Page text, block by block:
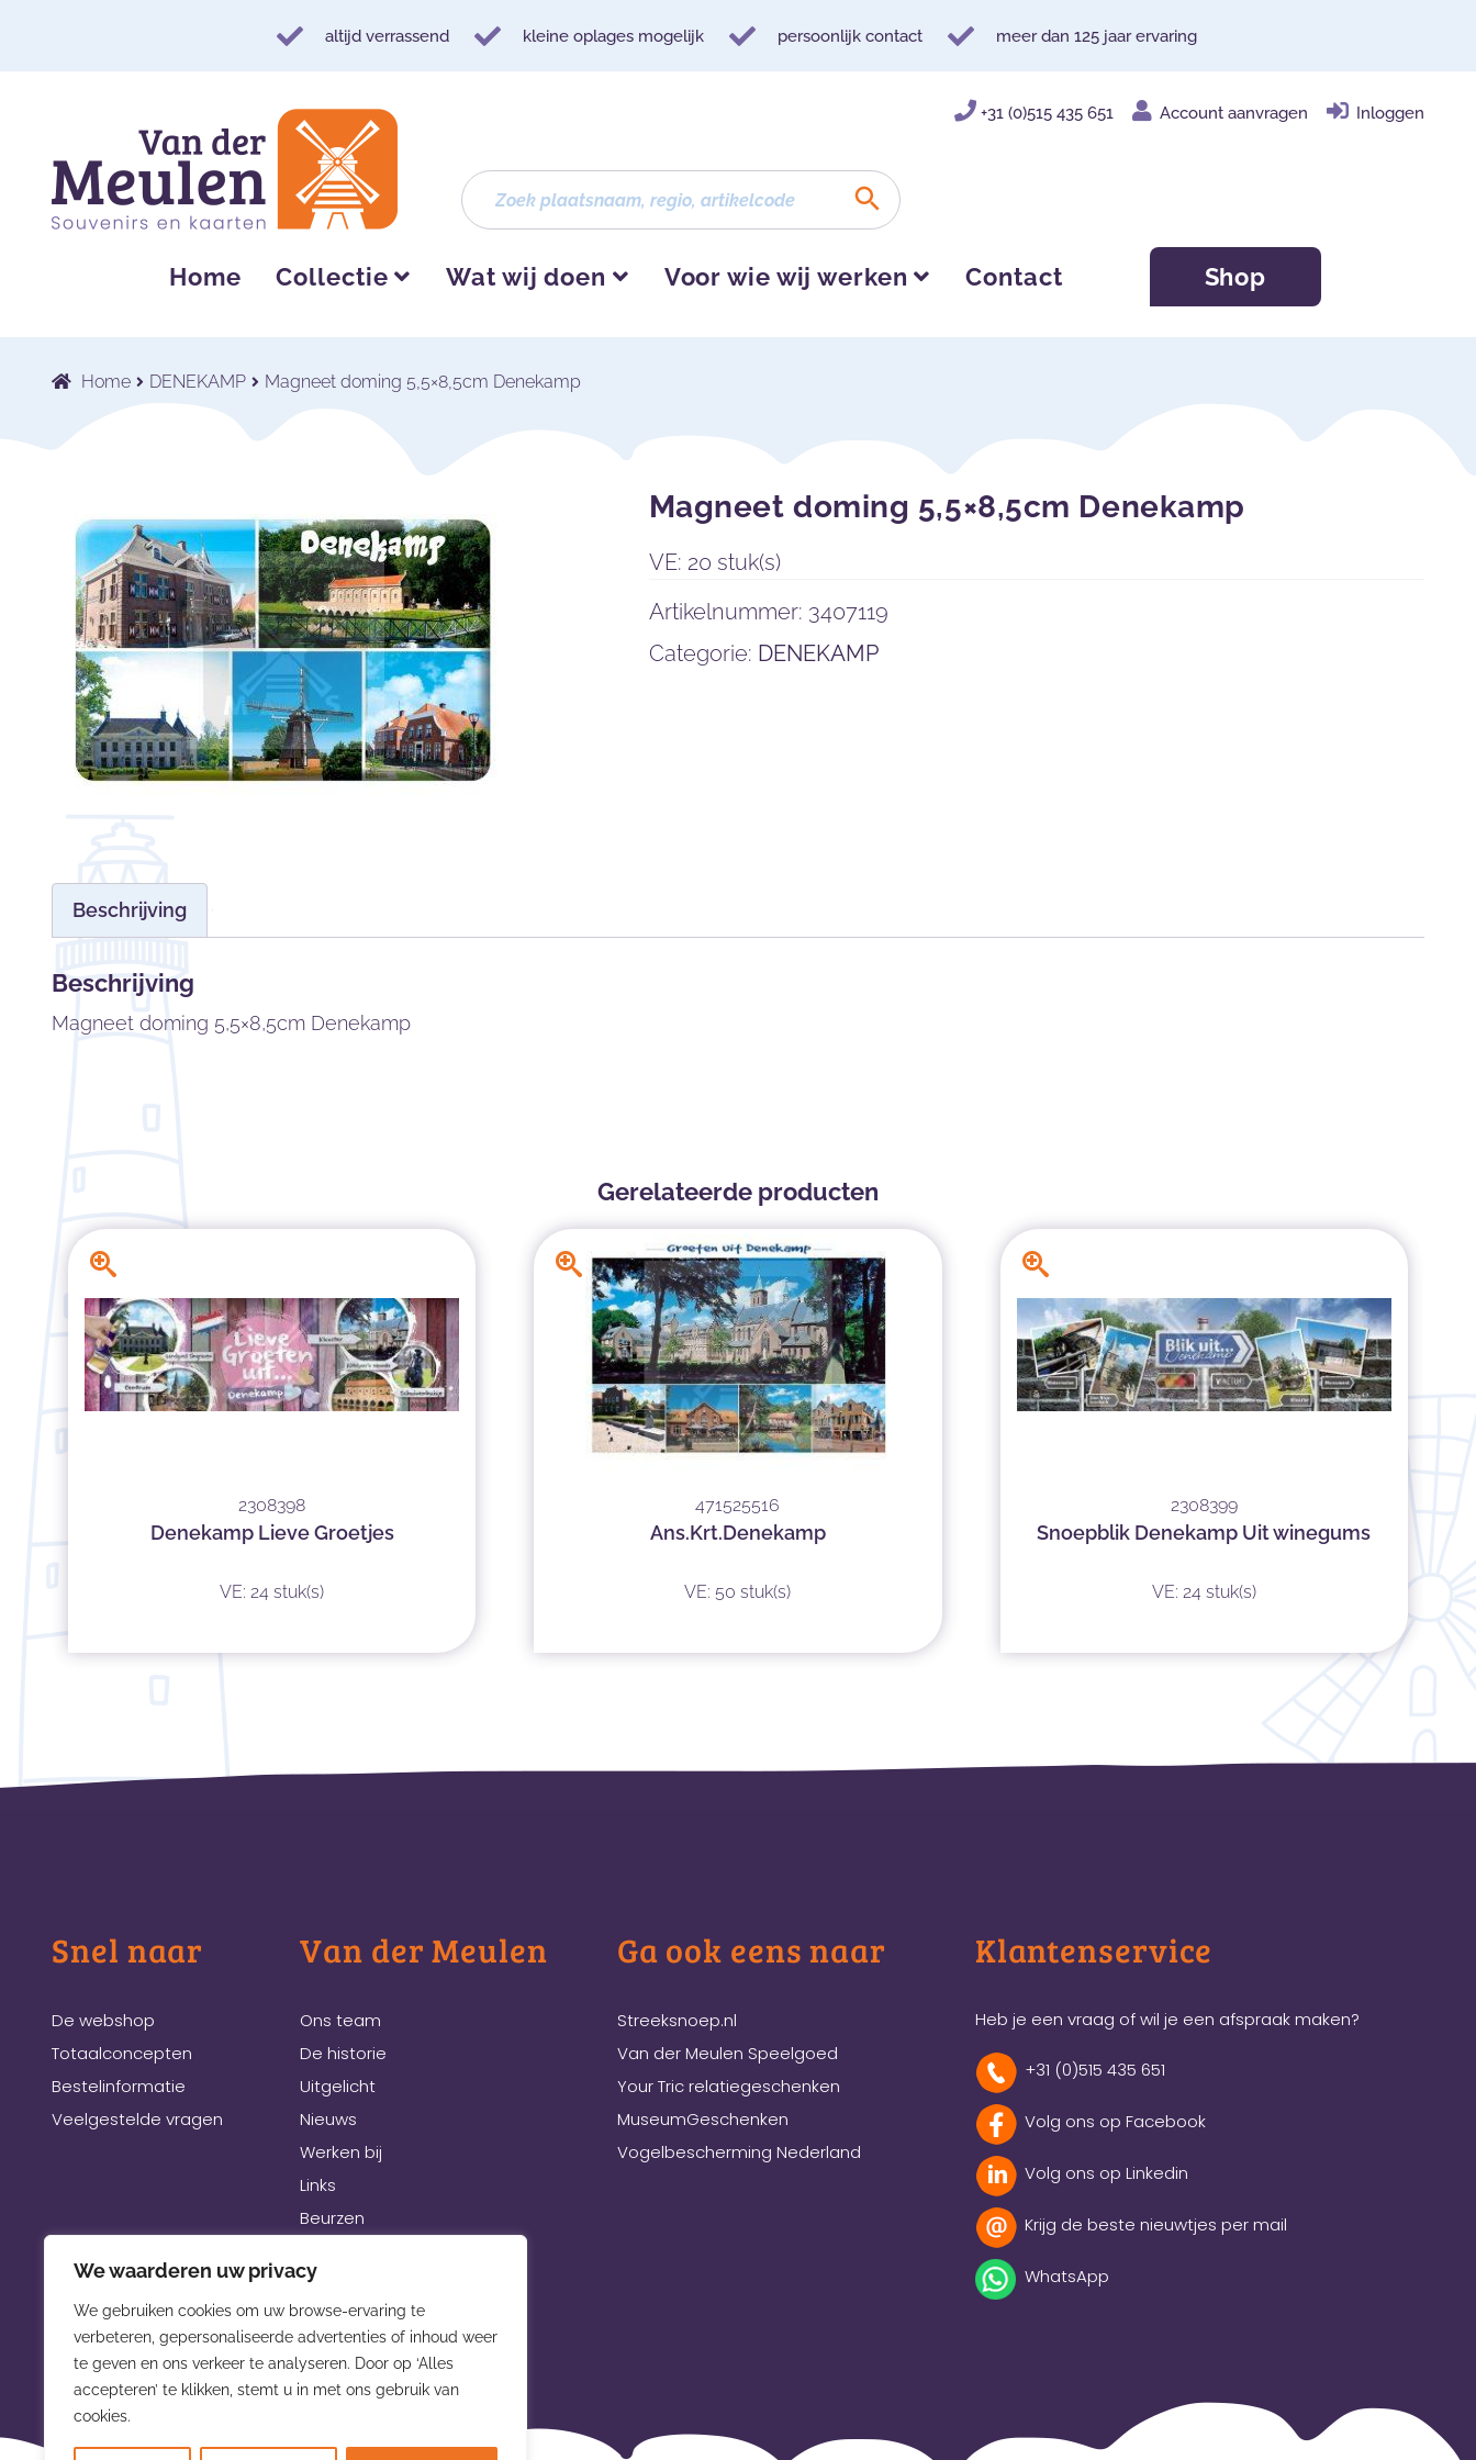
We waarderen uw privacy
We gebruiken cookies om uw browse-ervaring te
verbeteren, gepersonaliseerde advertenties of inhoud weer
te geven en ons verkeer te analyseren. Door op ‘Alles
accepteren’ te klikken, stemt u in met ons gebruik van
cookies.
altijd verrassend kleine oplages mogelijk persoonlijk contact meer dan 125 jaar ervaring
navigatie
inhoud
+31 (0)515 435 651 Account aanvragen Inloggen
Home Collectie Wat wij doen Voor wie wij werken Contact Shop
Home DENEKAMP Magneet doming 5,5×8,5cm Denekamp
Magneet doming 5,5×8,5cm Denekamp
VE: 20 stuk(s)
Artikelnummer: 3407119
Categorie: DENEKAMP
Beschrijving
Beschrijving
Magneet doming 5,5×8,5cm Denekamp
Gerelateerde producten
2308398
Denekamp Lieve Groetjes
VE: 24 stuk(s)
471525516
Ans.Krt.Denekamp
VE: 50 stuk(s)
2308399
Snoepblik Denekamp Uit winegums
VE: 24 stuk(s)
Snel naar
De webshop
Totaalconcepten
Bestelinformatie
Veelgestelde vragen
Van der Meulen
Ons team
De historie
Uitgelicht
Nieuws
Werken bij
Links
Beurzen
Ga ook eens naar
Streeksnoep.nl
Van der Meulen Speelgoed
Your Tric relatiegeschenken
MuseumGeschenken
Vogelbescherming Nederland
Klantenservice
Heb je een vraag of wil je een afspraak maken?
+31 (0)515 435 651
Volg ons op Facebook
Volg ons op Linkedin
Krijg de beste nieuwtjes per mail
WhatsApp